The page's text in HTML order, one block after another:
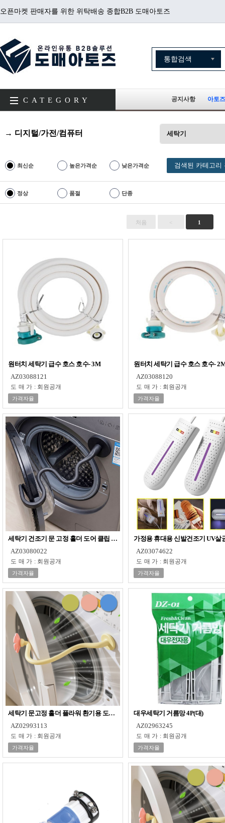
오픈마켓 판매자를 위한 위탁배송 종합B2B 도매아토즈
CATEGORY 공지사항 아토
→ 디지털/가전/컴퓨터 세탁기
최신순 높은가격순 낮은가격순 검색된 카테고리
정상 품절 단종
처음 < 1
원터치 세탁기 급수 호스 호수- 3M
AZ03088121
도매가 : 회원공개
가격자율
원터치 세탁기 급수 호스 호수-
AZ03088120
도매가 : 회원공개
가격자율
세탁기 건조기 문 고정 홀더 도어 클립 닫힘 방지 곰팡이 냄새 건조 환기 자바라
AZ03080022
도매가 : 회원공개
가격자율
가정용 휴대용 신발건조기 UV살
AZ03074622
도매가 : 회원공개
가격자율
세탁기 문고정 홀더 플라워 환기용 도어클립 건조기 도어스토퍼 문닫힘방지
AZ02993113
도매가 : 회원공개
가격자율
대우세탁기 거름망 4P(대)
AZ02963245
도매가 : 회원공개
가격자율